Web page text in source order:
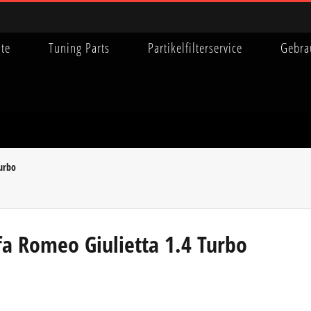
Tuning Parts Partikelfilterservice
Romeo Giulietta 1.4 Turbo